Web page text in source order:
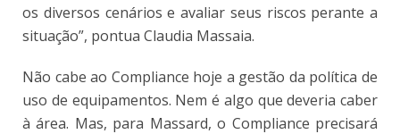
os diversos cenários e avaliar seus riscos perante a
situação”, pontua Claudia Massaia.
Não cabe ao Compliance hoje a gestão da política de
uso de equipamentos. Nem é algo que deveria caber
à área. Mas, para Massard, o Compliance precisará